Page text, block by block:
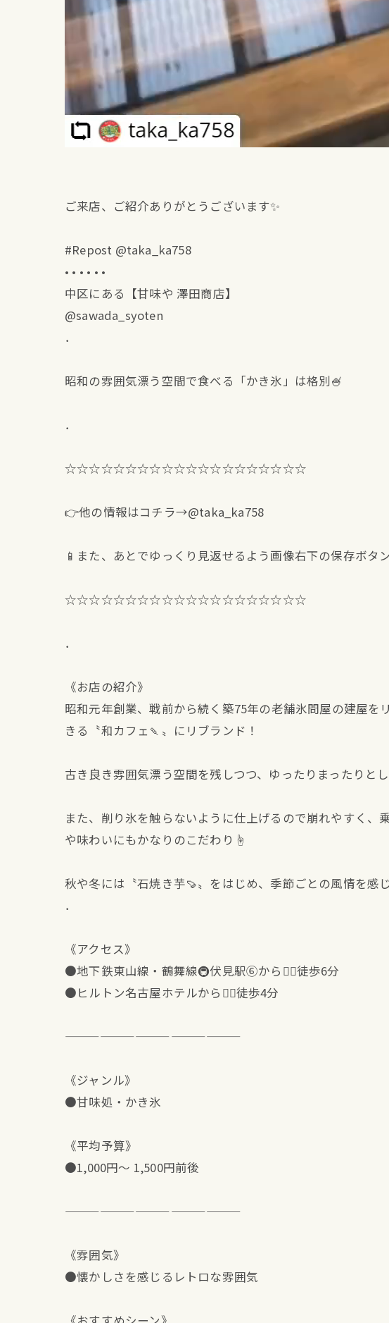
ご来店、ご紹介ありがとうございます✨
#Repost @taka_ka758
• • • • • •
中区にある【甘味や 澤田商店】
@sawada_syoten
．
昭和の雰囲気漂う空間で食べる「かき氷」は格別🍧
．
☆☆☆☆☆☆☆☆☆☆☆☆☆☆☆☆☆☆☆☆
👉他の情報はコチラ→@taka_ka758
📱また、あとでゆっくり見返せるよう画像右下の保存ボタン
☆☆☆☆☆☆☆☆☆☆☆☆☆☆☆☆☆☆☆☆
．
《お店の紹介》
昭和元年創業、戦前から続く築75年の老舗氷問屋の建屋
きる〝和カフェ🍡〟にリブランド！
古き良き雰囲気漂う空間を残しつつ、ゆったりまったりと
また、削り氷を触らないように仕上げるので崩れやすく
や味わいにもかなりのこだわり☝️
秋や冬には〝石焼き芋🍠〟をはじめ、季節ごとの風情を
．
《アクセス》
●地下鉄東山線・鶴舞線🚇伏見駅⑥から🚶‍♂️徒歩6分
●ヒルトン名古屋ホテルから🚶‍♂️徒歩4分
———————————————
《ジャンル》
●甘味処・かき氷
《平均予算》
●1,000円〜 1,500円前後
———————————————
《雰囲気》
●懐かしさを感じるレトロな雰囲気